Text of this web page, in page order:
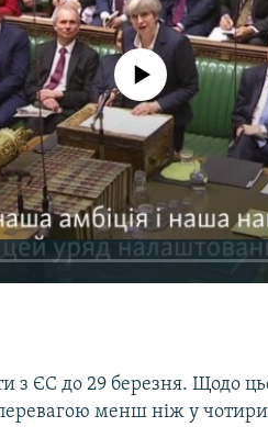
media source currently
з ЄС до 29 березня. Щодо
менш ніж у